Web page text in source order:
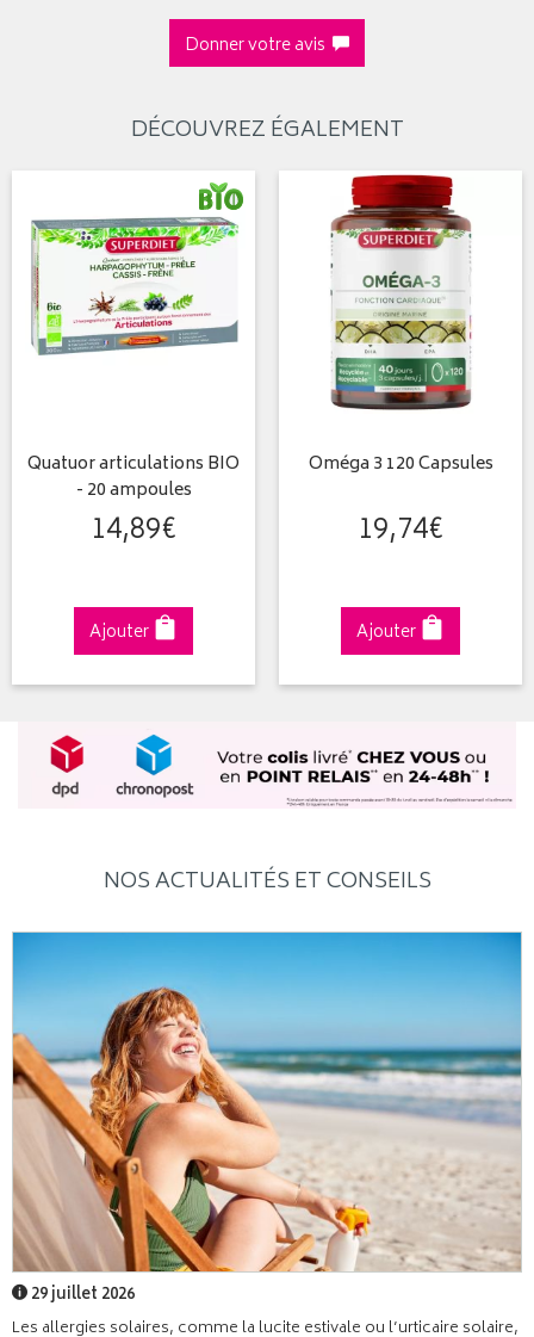
Donner votre avis
DÉCOUVREZ ÉGALEMENT
Quatuor articulations BIO
- 20 ampoules
14,89€
Ajouter
Oméga 3 120 Capsules
19,74€
Ajouter
NOS ACTUALITÉS ET CONSEILS
29 juillet 2026
Les allergies solaires, comme la lucite estivale ou l’urticaire solaire,